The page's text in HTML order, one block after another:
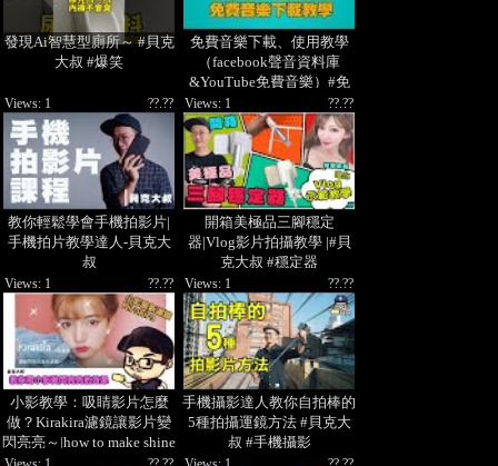
發現Ai智慧型廁所～ #貝克
大叔 #爆笑
免費音樂下載、使用教學
（facebook聲音資料庫
&YouTube免費音樂）#免
費音樂 #貝克大叔
教你輕鬆學會手機拍影片|
手機拍片教學達人-貝克大
叔
??.??
Views: 1
開箱美極品三腳穩定
器|Vlog影片拍攝教學 |#貝
克大叔 #穩定器
??.??
Views: 1
小影教學：吸睛影片怎麼
做？Kirakira濾鏡讓影片變
閃亮亮～|how to make shine
effect in VivaVideo 貝克大
??.??
Views: 1
手機攝影達人教你自拍棒的
5種拍攝運鏡方法 #貝克大
叔 #手機攝影
??.??
Views: 1